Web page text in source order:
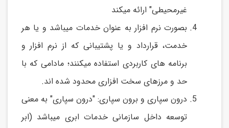
غیرمحیطی" ارائه میکند
بصورت نرم افزار به عنوان خدمات میباشد و یا هر
خدمت، قرارداد و یا پشتیبانی که از نرم افزار و
برنامه های کاربردی استفاده میکنند؛ مادامی که با
حد و مرزهای سخت افزاری محدود شده اند.
درون سپاری و برون سپاری: "درون سپاری" به معنی
توسعه داخل سازمانی خدمات ابری میباشد (ابر